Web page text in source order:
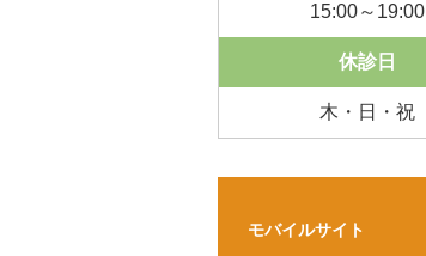
15:00～19:00
休診日
木・日・祝
モバイルサイト